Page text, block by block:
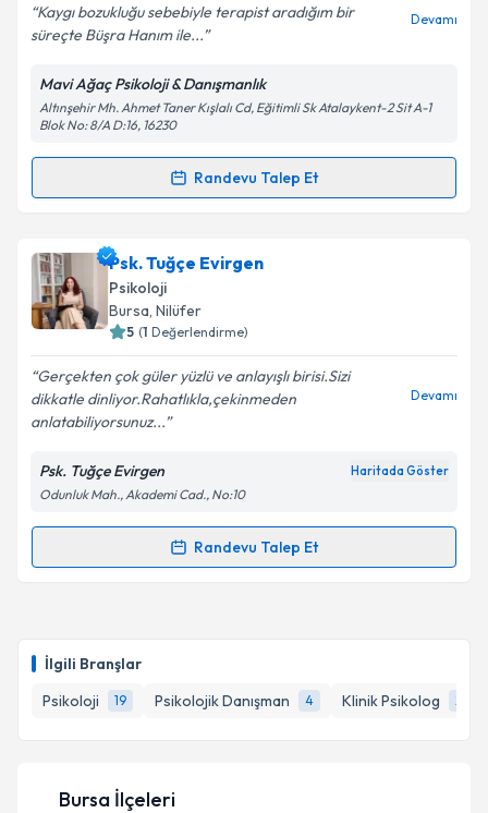
İlgili Branşlar
Psikoloji
19 Psikolojik Danışman 4 Klinik Psikolog 2
E-posta Adresiniz
Kişisel verilerimin işlenmesine ilişkinAydınlatma
Metni 'ni okudum ve kişisel verilerimin belirtilen
kapsamda işlenmesini kabul ediyorum.
Kaygı bozukluğu sebebiyle terapist aradığım bir
süreçte Büşra Hanım ile...
Devamı
Mavi Ağaç Psikoloji & Danışmanlık
Altınşehir Mh. Ahmet Taner Kışlalı Cd, Eğitimli Sk Atalaykent-2 Sit A-1
Blok No: 8/A D:16, 16230
Randevu Talep Et
Randevu Takvimi Talebi
Psk. Dan. Büşra Gürkale Şenler
takvimi talebi oluşturun. Size bu uzmandan randevu
almanız için bir takvim hazırlandığında e-posta ile
bilgilendireceğiz.
E-posta Adresiniz
Kişisel verilerimin işlenmesine ilişkin
Aydınlatma
Metni'ni okudum ve kişisel verilerimin belirtilen
Psk. Tuğçe Evirgen
Psikoloji
Bursa, Nilüfer
5 (1 Değerlendirme)
Gerçekten çok güler yüzlü ve anlayışlı birisi.Sizi
dikkatle dinliyor.Rahatlıkla,çekinmeden
anlatabiliyorsunuz...
Devamı
Psk. Tuğçe Evirgen Haritada Göster
Odunluk Mah., Akademi Cad., No:10
Randevu Talep Et
Randevu Takvimi Talebi
takvim hazırlandığında e-posta ile bilgilendireceğiz.
E-posta Adresiniz
Bursa İlçeleri